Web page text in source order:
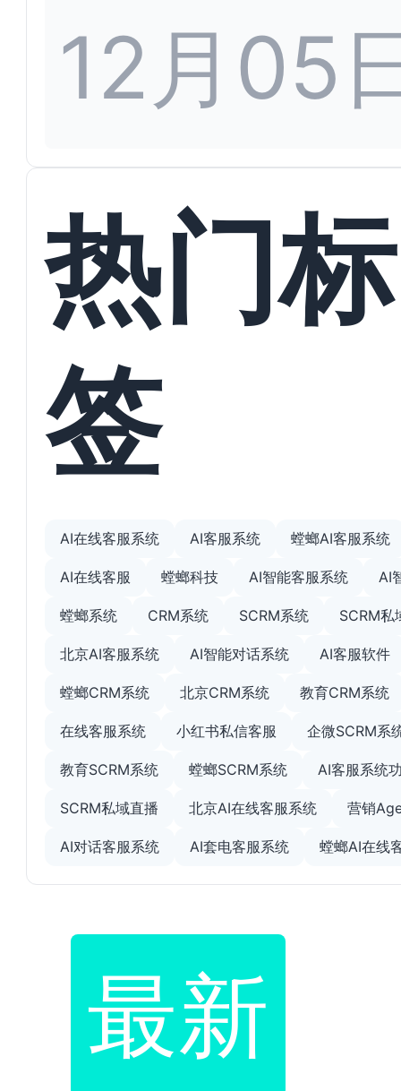
最新
12月05
热门标
签
AI在线客服系统 AI客服系统 螳螂AI客服系统
AI在线客服 螳螂科技 AI智能客服系统 AI
螳螂系统 CRM系统 SCRM系统 SCRM私
北京AI客服系统 AI智能对话系统 AI客服软件
螳螂CRM系统 北京CRM系统 教育CRM系统
在线客服系统 小红书私信客服 企微SCRM系
教育SCRM系统 螳螂SCRM系统 AI客服系统
SCRM私域直播 北京AI在线客服系统 营销
AI对话客服系统 AI套电客服系统 螳螂AI在线